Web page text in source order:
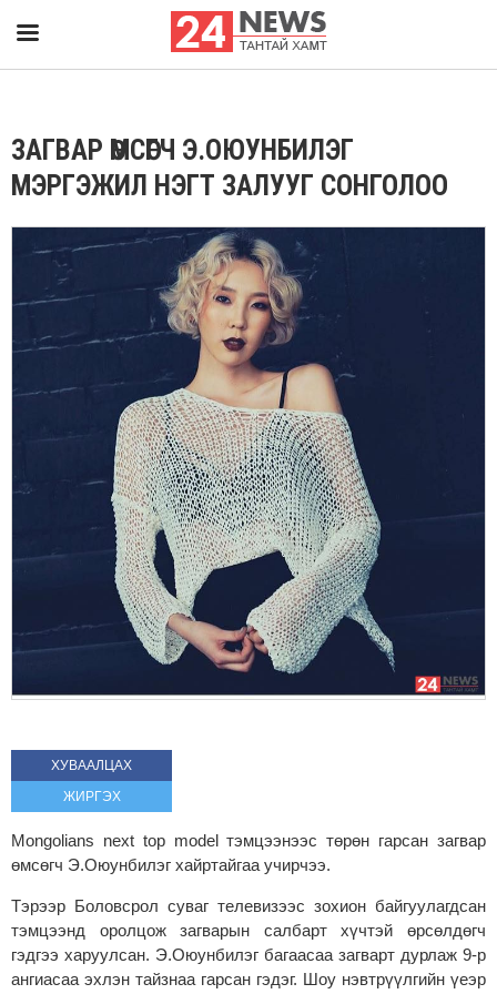
ЗАГВАР ӨМСӨГЧ Э.ОЮУНБИЛЭГ
МЭРГЭЖИЛ НЭГТ ЗАЛУУГ СОНГОЛОО
ХУВААЛЦАХ
ЖИРГЭХ
Mongolians next top model тэмцээнээс төрөн гарсан загвар
өмсөгч Э.Оюунбилэг хайртайгаа учирчээ.
Тэрээр Боловсрол суваг телевизээс зохион байгуулагдсан
тэмцээнд оролцож загварын салбарт хүчтэй өрсөлдөгч
гэдгээ харуулсан. Э.Оюунбилэг багаасаа загварт дурлаж 9-р
ангиасаа эхлэн тайзнаа гарсан гэдэг. Шоу нэвтрүүлгийн үеэр